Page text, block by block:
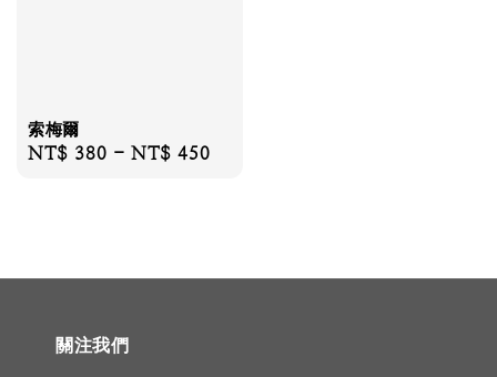
索梅爾
Regular
NT$ 380 -NT$ 450
關注我們